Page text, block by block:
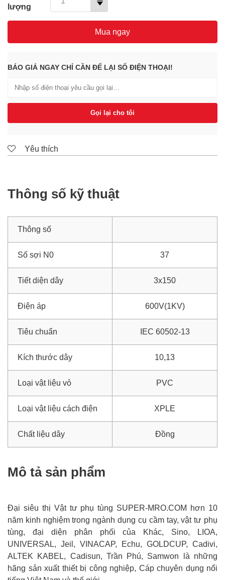
lượng
Mua ngay
BÁO GIÁ NGAY CHỈ CẦN ĐỂ LẠI SỐ ĐIỆN THOẠI!
Gọi lại cho tôi
Yêu thích
Thông số kỹ thuật
Thông số
Số sợi N0 37
Tiết diện dây 3x150
Điện áp 600V(1KV)
Tiêu chuẩn IEC 60502-13
Kích thước dây 10,13
Loại vật liệu vỏ PVC
Loại vật liệu cách điện XPLE
Chất liệu dây Đồng
Mô tả sản phẩm
Đại siêu thị Vật tư phụ tùng SUPER-MRO.COM hơn 10
năm kinh nghiệm trong ngành dụng cụ cầm tay, vật tư phụ
tùng, đại diện phân phối của Khác, Sino, LIOA,
UNIVERSAL, Jeil, VINACAP, Echu, GOLDCUP, Cadivi,
ALTEK KABEL, Cadisun, Trần Phú, Samwon là những
hãng sản xuất thiết bị công nghiệp, Cáp chuyên dụng nổi